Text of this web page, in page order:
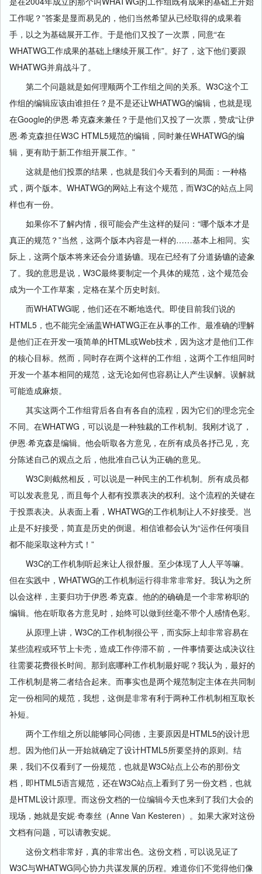
工作呢？”答案是显而易见的，他们当然希望从已经取得的成果着
手，以之为基础展开工作。于是他们又投了一次票，同意“在
WHATWG工作成果的基础上继续开展工作”。好了，这下他们要跟
WHATWG并肩战斗了。
第二个问题就是如何理顺两个工作组之间的关系。W3C这个工
作组的编辑应该由谁担任？是不是还让WHATWG的编辑，也就是现
在Google的伊恩·希克森来兼任？于是他们又投了一次票，赞成“让伊
恩·希克森担任W3C HTML5规范的编辑，同时兼任WHATWG的编
辑，更有助于新工作组开展工作。”
这就是他们投票的结果，也就是我们今天看到的局面：一种格
式，两个版本。WHATWG的网站上有这个规范，而W3C的站点上同
样也有一份。
如果你不了解内情，很可能会产生这样的疑问：“哪个版本才是
真正的规范？”当然，这两个版本内容是一样的……基本上相同。实
际上，这两个版本将来还会分道扬镳。现在已经有了分道扬镳的迹象
了。我的意思是说，W3C最终要制定一个具体的规范，这个规范会
成为一个工作草案，定格在某个历史时刻。
而WHATWG呢，他们还在不断地迭代。即使目前我们说的
HTML5，也不能完全涵盖WHATWG正在从事的工作。最准确的理解
是他们正在开发一项简单的HTML或Web技术，因为这才是他们工作
的核心目标。然而，同时存在两个这样的工作组，这两个工作组同时
开发一个基本相同的规范，这无论如何也容易让人产生误解。误解就
可能造成麻烦。
其实这两个工作组背后各自有各自的流程，因为它们的理念完全
不同。在WHATWG，可以说是一种独裁的工作机制。我刚才说了，
伊恩·希克森是编辑。他会听取各方意见，在所有成员各抒己见，充
分陈述自己的观点之后，他批准自己认为正确的意见。
W3C则截然相反，可以说是一种民主的工作机制。所有成员都
可以发表意见，而且每个人都有投票表决的权利。这个流程的关键在
于投票表决。从表面上看，WHATWG的工作机制让人不好接受。岂
止是不好接受，简直是历史的倒退。相信谁都会认为“运作任何项目
都不能采取这种方式！”
W3C的工作机制听起来让人很舒服。至少体现了人人平等嘛。
但在实践中，WHATWG的工作机制运行得非常非常好。我认为之所
以会这样，主要归功于伊恩·希克森。他的的确确是一个非常称职的
编辑。他在听取各方意见时，始终可以做到丝毫不带个人感情色彩。
从原理上讲，W3C的工作机制很公平，而实际上却非常容易在
某些流程或环节上卡壳，造成工作停滞不前，一件事情要达成决议往
往需要花费很长时间。那到底哪种工作机制最好呢？我认为，最好的
工作机制是将二者结合起来。而事实也是两个规范制定主体在共同制
定一份相同的规范，我想，这倒是非常有利于两种工作机制相互取长
补短。
两个工作组之所以能够同心同德，主要原因是HTML5的设计思
想。因为他们从一开始就确定了设计HTML5所要坚持的原则。结
果，我们不仅看到了一份规范，也就是W3C站点上公布的那份文
档，即HTML5语言规范，还在W3C站点上看到了另一份文档，也就
是HTML设计原理。而这份文档的一位编辑今天也来到了我们大会的
现场，她就是安妮·奇泰丝（Anne Van Kesteren）。如果大家对这份
文档有问题，可以请教安妮。
这份文档非常好，真的非常出色。这份文档，可以说见证了
W3C与WHATWG同心协力共谋发展的历程。难道你们不觉得他们像